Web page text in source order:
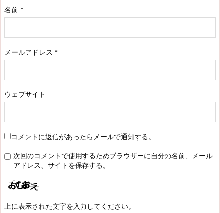
名前 *
メールアドレス *
ウェブサイト
コメントに返信があったらメールで通知する。
次回のコメントで使用するためブラウザーに自分の名前、メール
アドレス、サイトを保存する。
上に表示された文字を入力してください。